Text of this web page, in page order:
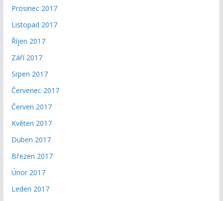
Prosinec 2017
Listopad 2017
Říjen 2017
Září 2017
Srpen 2017
Červenec 2017
Červen 2017
Květen 2017
Duben 2017
Březen 2017
Únor 2017
Leden 2017